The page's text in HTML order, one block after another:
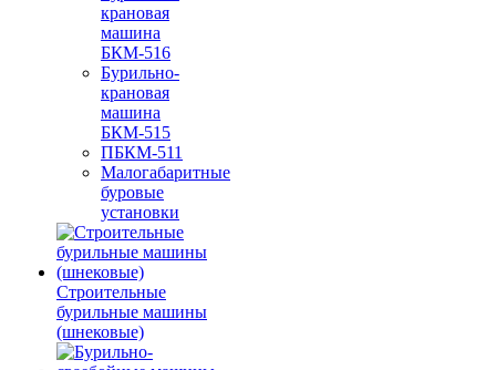
крановая
машина
БКМ-516
Бурильно-
крановая
машина
БКМ-515
ПБКМ-511
Малогабаритные
буровые
установки
Строительные
бурильные машины
(шнековые)